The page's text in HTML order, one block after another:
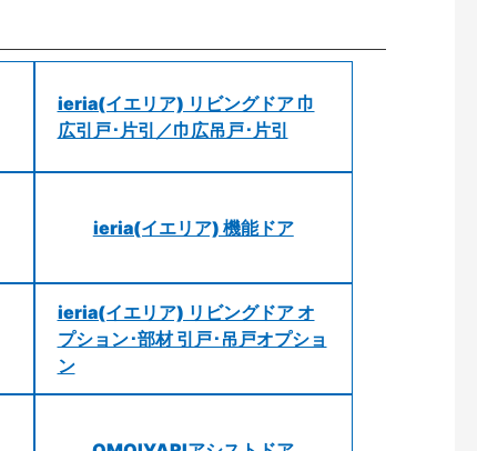
ieria(イエリア) リビングドア 巾
広引戸･片引／巾広吊戸･片引
ieria(イエリア) 機能ドア
ieria(イエリア) リビングドア オ
プション･部材 引戸･吊戸オプショ
ン